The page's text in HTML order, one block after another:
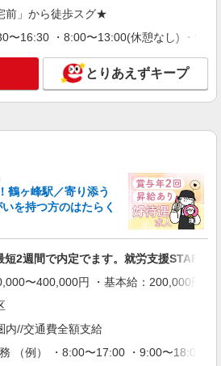
20,000〜60,000円（勤続年数、保有資格
変動） ・固定残業手当：20,000円（10時
定残業時間を超過する場合には超過勤務
して別途支給 ・夜勤手当：10,000円/1回
別に支給） 下記資格をお持ちの方
知症介護基礎研修 ・初任者研修 ・実務
・介護福祉士 など
川県横浜市旭区
詳細を見る
の負担少なめ◎
市旭区
詳細を見る
駅
社員】月給240,000〜400,000円 ・基本
円〜220,000円 ・資格手当：10,000〜
・役職手当：10,000〜70,000円 ・処遇改
前」から徒歩スグ★
〜16:30 ・8:00〜13:00(休憩なし) ・
とりあえずキープ
鶴ヶ峰駅／寄り添う
を持つ方のはたらく
短2週間で内定でます。就労支援STAFF募
〜400,000円 ・基本給：200,000円
内//交通費全額支給
（例） ・8:00〜17:00 ・9:00〜